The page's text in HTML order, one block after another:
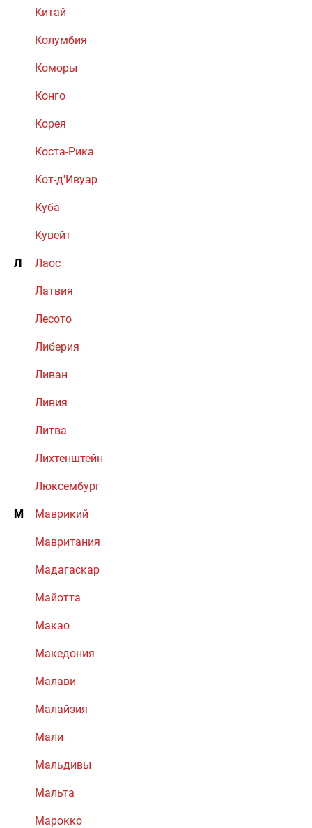
Китай
Колумбия
Коморы
Конго
Корея
Коста-Рика
Кот-д'Ивуар
Куба
Кувейт
Л Лаос
Латвия
Лесото
Либерия
Ливан
Ливия
Литва
Лихтенштейн
Люксембург
М Маврикий
Мавритания
Мадагаскар
Майотта
Макао
Македония
Малави
Малайзия
Мали
Мальдивы
Мальта
Марокко